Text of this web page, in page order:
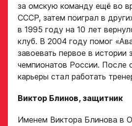
за омскую команду ещё во
СССР, затем поиграл в
в 1995 году на 10 лет
клуб. В 2004 году помог
завоевать первое в истории
чемпионатов России. После
карьеры стал работать
Виктор Блинов, защитник
Именем Виктора Блинова в